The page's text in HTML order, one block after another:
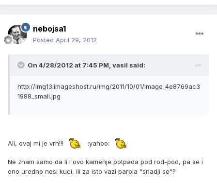
nebojsa1
Posted April 29, 2012
On 4/28/2012 at 7:45 PM, vasil said:
http://img13.imageshost.ru/img/2011/10/01/image_4e8769ac3
1988_small.jpg
Ali, ovaj mi je vrh!!! :yahoo:
Ne znam samo da li i ovo kamenje potpada pod rod-pod, pa se i
ono uredno nosi kuci, ili za isto vazi parola "snadji se"?